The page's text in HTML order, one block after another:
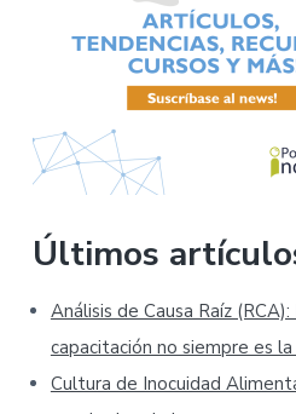
Últimos
Análisis de Causa Raíz
capacitación no siempre es
Cultura de Inocuidad